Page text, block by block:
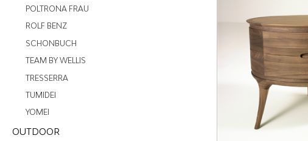
POLTRONA FRAU
ROLF BENZ
SCHONBUCH
ТEAM BY WELLIS
TRESSERRA
TUMIDEI
YOMEI
OUTDOOR